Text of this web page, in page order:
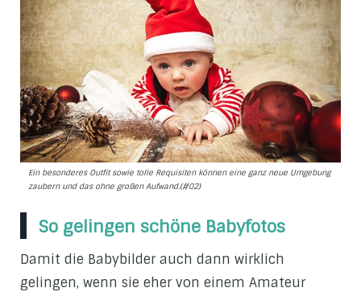
Ein besonderes Outfit sowie tolle Requisiten können eine ganz neue Umgebung
zaubern und das ohne großen Aufwand.(#02)
So gelingen schöne Babyfotos
Damit die Babybilder auch dann wirklich
gelingen, wenn sie eher von einem Amateur